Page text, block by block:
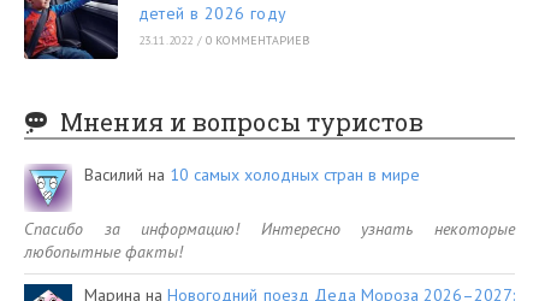
детей в 2026 году
23.11.2022 / 0 КОММЕНТАРИЕВ
Мнения и вопросы туристов
Василий на 10 самых холодных стран в мире
Спасибо за информацию! Интересно узнать некоторые
любопытные факты!
Марина наНовогодний поезд Деда Мороза 2026–2027: